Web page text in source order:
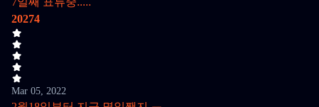
20274
Mar 05, 2022